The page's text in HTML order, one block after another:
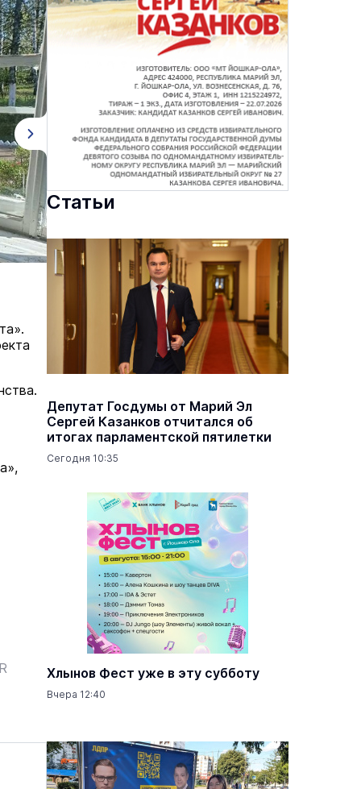
Статьи
Депутат Госдумы от Марий Эл
Сергей Казанков отчитался об
итогах парламентской пятилетки
Сегодня 10:35
Хлынов Фест уже в эту субботу
Вчера 12:40